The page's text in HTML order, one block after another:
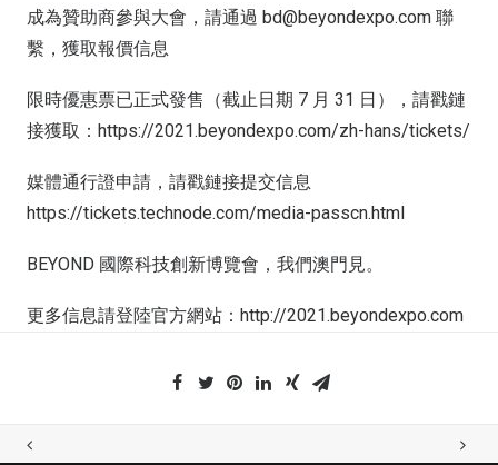
成為贊助商參與大會，請通過 bd@beyondexpo.com 聯
繫，獲取報價信息
限時優惠票已正式發售（截止日期 7 月 31 日），請戳鏈
接獲取：https://2021.beyondexpo.com/zh-hans/tickets/
媒體通行證申請，請戳鏈接提交信息
https://tickets.technode.com/media-passcn.html
BEYOND 國際科技創新博覽會，我們澳門見。
更多信息請登陸官方網站：http://2021.beyondexpo.com